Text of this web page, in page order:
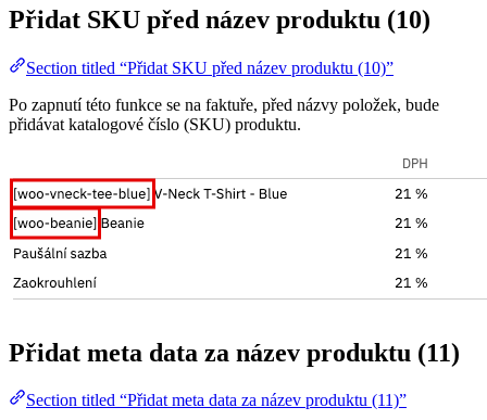
Přidat SKU před název produktu (10)
Section titled “Přidat SKU před název produktu (10)”
Po zapnutí této funkce se na faktuře, před názvy položek, bude
přidávat katalogové číslo (SKU) produktu.
Přidat meta data za název produktu (11)
Section titled “Přidat meta data za název produktu (11)”